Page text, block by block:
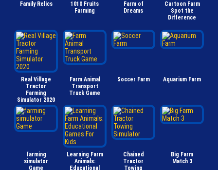
Family Relics
1010 Fruits
Farming
Farm of
Dreams
Cartoon Farm
Spot the
Difference
Real Village
Tractor
Farming
Simulator 2020
Farm Animal
Transport
Truck Game
Soccer Farm Aquarium Farm
farming
simulator
Game
Learning Farm
Animals:
Educational
Chained
Tractor
Towing
Big Farm
Match 3